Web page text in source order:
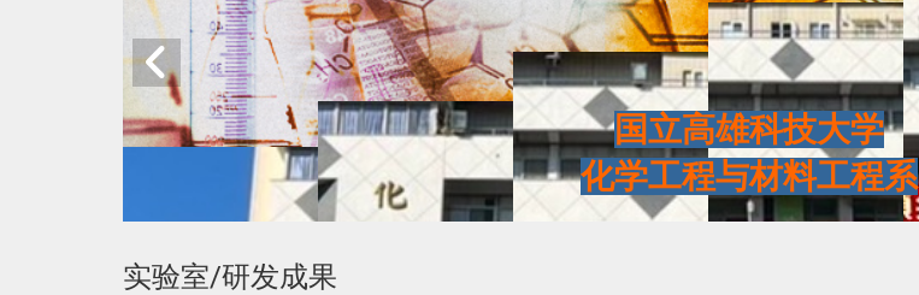
国立高雄科技大学
化学工程与材料工程系
实验室/研发成果